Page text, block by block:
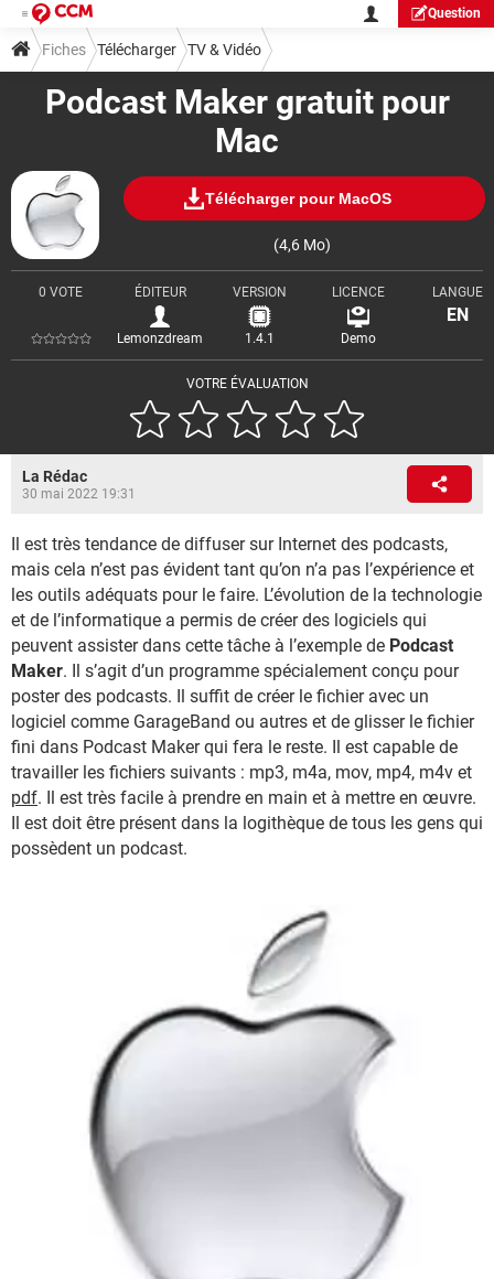
Question
Podcast Maker gratuit pour
Mac
Télécharger pour MacOS
(4,6 Mo)
VOTRE ÉVALUATION
0 VOTE ÉDITEUR
Lemonzdream
VERSION
1.4.1
LICENCE
Demo
LANGUE
EN
Fiches Télécharger TV & Vidéo
La Rédac
30 mai 2022 19:31
Il est très tendance de diffuser sur Internet des podcasts,
mais cela n’est pas évident tant qu’on n’a pas l’expérience et
les outils adéquats pour le faire. L’évolution de la technologie
et de l’informatique a permis de créer des logiciels qui
peuvent assister dans cette tâche à l’exemple de Podcast
Maker. Il s’agit d’un programme spécialement conçu pour
poster des podcasts. Il suffit de créer le fichier avec un
logiciel comme GarageBand ou autres et de glisser le fichier
fini dans Podcast Maker qui fera le reste. Il est capable de
travailler les fichiers suivants : mp3, m4a, mov, mp4, m4v et
pdf. Il est très facile à prendre en main et à mettre en œuvre.
Il est doit être présent dans la logithèque de tous les gens qui
possèdent un podcast.